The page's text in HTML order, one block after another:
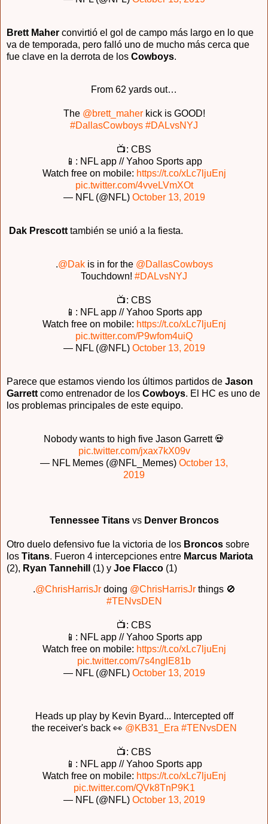
Brett Maher convirtió el gol de campo más largo en lo que
va de temporada, pero falló uno de mucho más cerca que
fue clave en la derrota de los Cowboys.
From 62 yards out…
The @brett_maherkick is GOOD!
#DallasCowboys #DALvsNYJ
📺: CBS
📱: NFL app // Yahoo Sports app
Watch free on mobile: https://t.co/xLc7ljuEnj
pic.twitter.com/4vveLVmXOt
— NFL (@NFL) October 13, 2019
Dak Prescott también se unió a la fiesta.
.@Dakis in for the @DallasCowboys
Touchdown! #DALvsNYJ
📺: CBS
📱: NFL app // Yahoo Sports app
Watch free on mobile: https://t.co/xLc7ljuEnj
pic.twitter.com/P9wfom4uiQ
— NFL (@NFL) October 13, 2019
Parece que estamos viendo los últimos partidos de Jason
Garrett como entrenador de los Cowboys. El HC es uno de
los problemas principales de este equipo.
Nobody wants to high five Jason Garrett 💀
pic.twitter.com/jxax7kX09v
— NFL Memes (@NFL_Memes) October 13,
2019
Tennessee Titans vs Denver Broncos
Otro duelo defensivo fue la victoria de los Broncos sobre
los Titans. Fueron 4 intercepciones entre Marcus Mariota
(2), Ryan Tannehill (1) y Joe Flacco (1)
.@ChrisHarrisJrdoing @ChrisHarrisJrthings 🚫
#TENvsDEN
📺: CBS
📱: NFL app // Yahoo Sports app
Watch free on mobile: https://t.co/xLc7ljuEnj
pic.twitter.com/7s4nglE81b
— NFL (@NFL) October 13, 2019
Heads up play by Kevin Byard... Intercepted off
the receiver's back 👀 @KB31_Era #TENvsDEN
📺: CBS
📱: NFL app // Yahoo Sports app
Watch free on mobile: https://t.co/xLc7ljuEnj
pic.twitter.com/QVk8TnP9K1
— NFL (@NFL) October 13, 2019